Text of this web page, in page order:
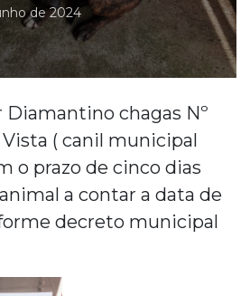
de 2024
Diamantino chagas Nº
( canil municipal
o prazo de cinco dias
a contar a data de
decreto municipal